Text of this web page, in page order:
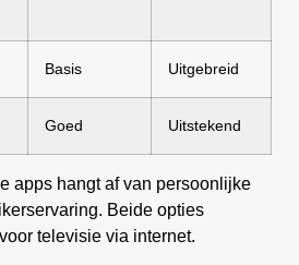
Basis Uitgebreid
Goed Uitstekend
apps hangt af van persoonlijke
Beide opties
televisie via internet.